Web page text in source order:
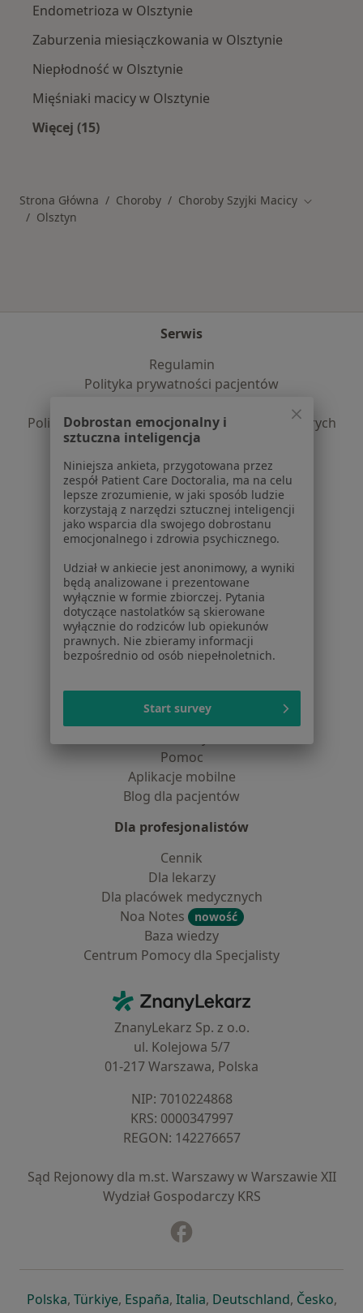
Endometrioza w Olsztynie
Zaburzenia miesiączkowania w Olsztynie
Niepłodność w Olsztynie
Mięśniaki macicy w Olsztynie
Więcej (15)
Strona Główna Choroby Choroby Szyjki Macicy Zmień
Olsztyn
Serwis
Regulamin
Polityka prywatności pacjentów
Polityka prywatności dla profesjonalistów, których
dane pozyskaliśmy samodzielnie
Polityka cookies
Jak działają wyniki wyszukiwania
Dostępność
O nas
Praca
Rekrutujemy!
Partnerzy
Centrum prasowe
Kontakt
Dla pacjentów
Lekarze
Usługi i zabiegi
Pomoc
Aplikacje mobilne
Blog dla pacjentów
Dla profesjonalistów
Cennik
Dla lekarzy
Dla placówek medycznych
Noa Notes
nowość
Baza wiedzy
Centrum Pomocy dla Specjalisty
ZnanyLekarz - Strona główna
ZnanyLekarz Sp. z o.o.
ul. Kolejowa 5/7
01-217 Warszawa, Polska
NIP: ⁠7010224868
KRS: ⁠0000347997
REGON: ⁠142276657
Sąd Rejonowy dla m.st. Warszawy w Warszawie XII
Wydział Gospodarczy KRS
Polskaotwiera się w nowej karcie
, Türkiyeotwiera się w nowej karcie
, Españaotwiera się w nowej karcie
, Italiaotwiera się w nowej
, Deutschlandotwiera się
, Česko,
Dobrostan emocjonalny i
sztuczna inteligencja
Niniejsza ankieta, przygotowana przez
zespół Patient Care Doctoralia, ma na celu
lepsze zrozumienie, w jaki sposób ludzie
korzystają z narzędzi sztucznej inteligencji
jako wsparcia dla swojego dobrostanu
emocjonalnego i zdrowia psychicznego.
Udział w ankiecie jest anonimowy, a wyniki
będą analizowane i prezentowane
wyłącznie w formie zbiorczej. Pytania
dotyczące nastolatków są skierowane
wyłącznie do rodziców lub opiekunów
prawnych. Nie zbieramy informacji
bezpośrednio od osób niepełnoletnich.
Start survey